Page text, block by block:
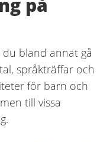
på
bland annat gå
språkträffar och
för barn och
till vissa